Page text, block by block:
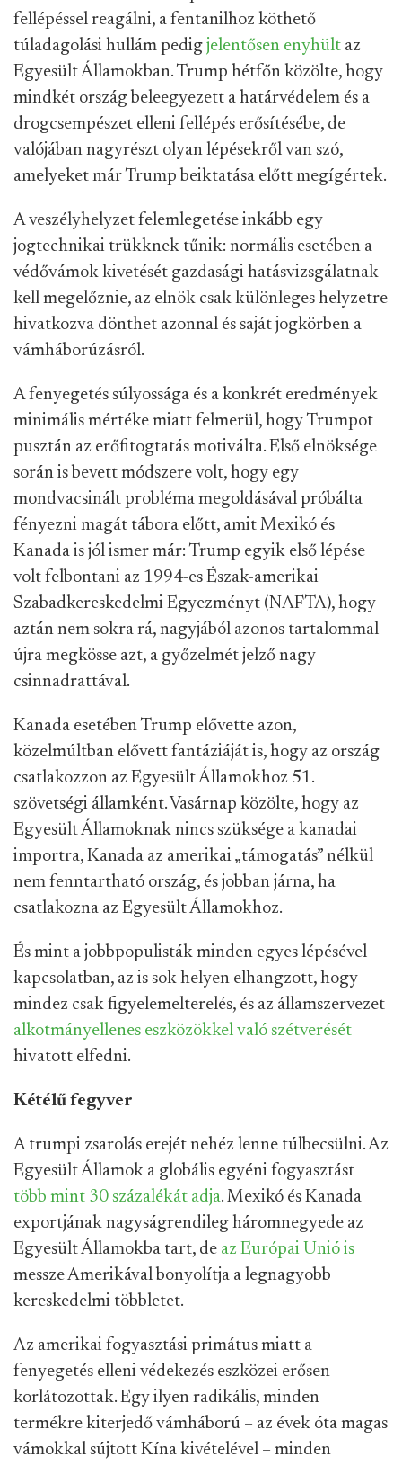
fellépéssel reagálni, a fentanilhoz köthető
túladagolási hullám pedig jelentősen enyhült az
Egyesült Államokban. Trump hétfőn közölte, hogy
mindkét ország beleegyezett a határvédelem és a
drogcsempészet elleni fellépés erősítésébe, de
valójában nagyrészt olyan lépésekről van szó,
amelyeket már Trump beiktatása előtt megígértek.
A veszélyhelyzet felemlegetése inkább egy
jogtechnikai trükknek tűnik: normális esetében a
védővámok kivetését gazdasági hatásvizsgálatnak
kell megelőznie, az elnök csak különleges helyzetre
hivatkozva dönthet azonnal és saját jogkörben a
vámháborúzásról.
A fenyegetés súlyossága és a konkrét eredmények
minimális mértéke miatt felmerül, hogy Trumpot
pusztán az erőfitogtatás motiválta. Első elnöksége
során is bevett módszere volt, hogy egy
mondvacsinált probléma megoldásával próbálta
fényezni magát tábora előtt, amit Mexikó és
Kanada is jól ismer már: Trump egyik első lépése
volt felbontani az 1994-es Észak-amerikai
Szabadkereskedelmi Egyezményt (NAFTA), hogy
aztán nem sokra rá, nagyjából azonos tartalommal
újra megkösse azt, a győzelmét jelző nagy
csinnadrattával.
Kanada esetében Trump elővette azon,
közelmúltban elővett fantáziáját is, hogy az ország
csatlakozzon az Egyesült Államokhoz 51.
szövetségi államként. Vasárnap közölte, hogy az
Egyesült Államoknak nincs szüksége a kanadai
importra, Kanada az amerikai „támogatás” nélkül
nem fenntartható ország, és jobban járna, ha
csatlakozna az Egyesült Államokhoz.
És mint a jobbpopulisták minden egyes lépésével
kapcsolatban, az is sok helyen elhangzott, hogy
mindez csak figyelemelterelés, és az államszervezet
alkotmányellenes eszközökkel való szétverését
hivatott elfedni.
Kétélű fegyver
A trumpi zsarolás erejét nehéz lenne túlbecsülni. Az
Egyesült Államok a globális egyéni fogyasztást
több mint 30 százalékát adja. Mexikó és Kanada
exportjának nagyságrendileg háromnegyede az
Egyesült Államokba tart, de az Európai Unió is
messze Amerikával bonyolítja a legnagyobb
kereskedelmi többletet.
Az amerikai fogyasztási primátus miatt a
fenyegetés elleni védekezés eszközei erősen
korlátozottak. Egy ilyen radikális, minden
termékre kiterjedő vámháború – az évek óta magas
vámokkal sújtott Kína kivételével – minden